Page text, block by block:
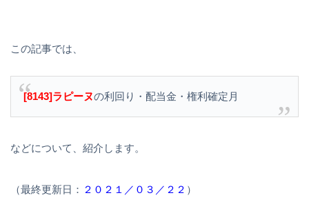
この記事では、
[8143]ラピーヌの利回り・配当金・権利確定月
などについて、紹介します。
（最終更新日： ２０２１／０３／２２ ）